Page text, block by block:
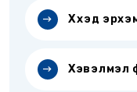
Хүүхэд
Хэвэлмэл